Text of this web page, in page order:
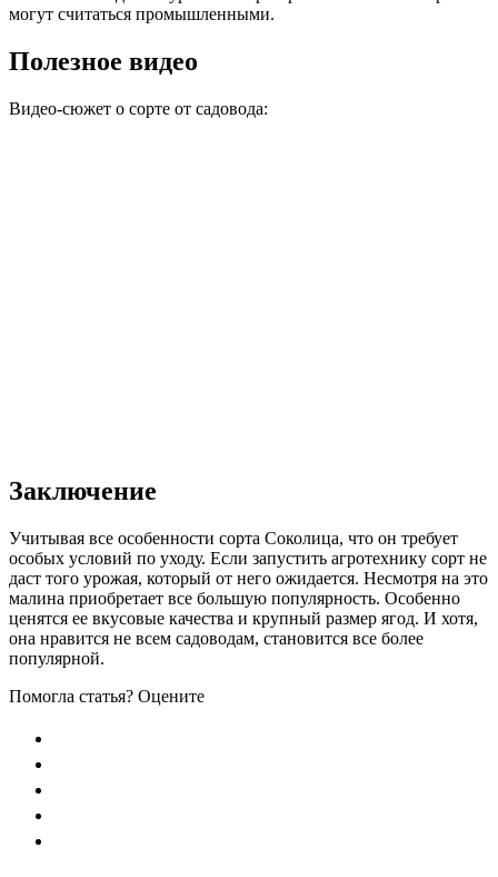
могут считаться промышленными.
Полезное видео
Видео-сюжет о сорте от садовода:
Заключение
Учитывая все особенности сорта Соколица, что он требует
особых условий по уходу. Если запустить агротехнику сорт не
даст того урожая, который от него ожидается. Несмотря на это
малина приобретает все большую популярность. Особенно
ценятся ее вкусовые качества и крупный размер ягод. И хотя,
она нравится не всем садоводам, становится все более
популярной.
Помогла статья? Оцените